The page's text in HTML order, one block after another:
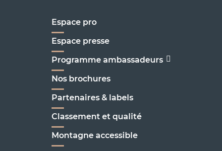
Espace pro
Espace presse
Programme ambassadeurs
Nos brochures
Partenaires & labels
Classement et qualité
Montagne accessible